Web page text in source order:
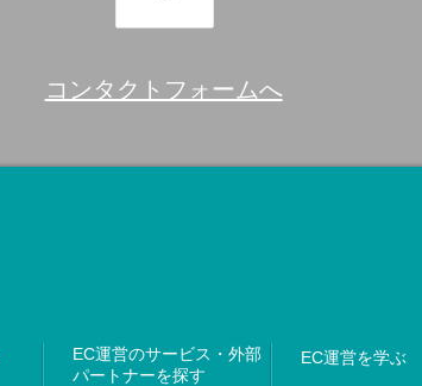
コンタクトフォームへ
EC運営のサービス・外部
パートナーを探す
EC運営を学ぶ